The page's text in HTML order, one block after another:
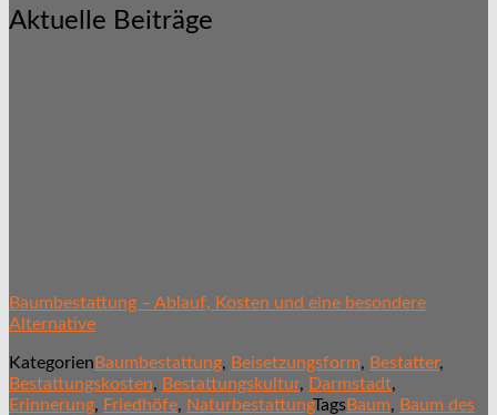
Aktuelle Beiträge
Baumbestattung – Ablauf, Kosten und eine besondere
Alternative
KategorienBaumbestattung, Beisetzungsform, Bestatter,
Bestattungskosten, Bestattungskultur, Darmstadt,
Erinnerung, Friedhöfe, NaturbestattungTagsBaum, Baum des